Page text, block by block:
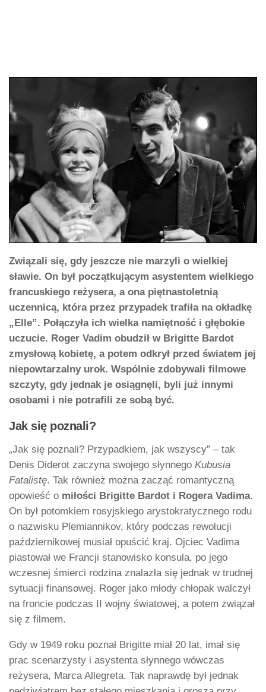
Związali się, gdy jeszcze nie marzyli o wielkiej
sławie. On był początkującym asystentem wielkiego
francuskiego reżysera, a ona piętnastoletnią
uczennicą, która przez przypadek trafiła na okładkę
„Elle”. Połączyła ich wielka namiętność i głębokie
uczucie. Roger Vadim obudził w Brigitte Bardot
zmysłową kobietę, a potem odkrył przed światem jej
niepowtarzalny urok. Wspólnie zdobywali filmowe
szczyty, gdy jednak je osiągnęli, byli już innymi
osobami i nie potrafili ze sobą być.
Jak się poznali?
„Jak się poznali? Przypadkiem, jak wszyscy” – tak
Denis Diderot zaczyna swojego słynnego Kubusia
Fatalistę. Tak również można zacząć romantyczną
opowieść o miłości Brigitte Bardot i Rogera Vadima.
On był potomkiem rosyjskiego arystokratycznego rodu
o nazwisku Plemiannikov, który podczas rewolucji
październikowej musiał opuścić kraj. Ojciec Vadima
piastował we Francji stanowisko konsula, po jego
wczesnej śmierci rodzina znalazła się jednak w trudnej
sytuacji finansowej. Roger jako młody chłopak walczył
na froncie podczas II wojny światowej, a potem związał
się z filmem.
Gdy w 1949 roku poznał Brigitte miał 20 lat, imał się
prac scenarzysty i asystenta słynnego wówczas
reżysera, Marca Allegreta. Tak naprawdę był jednak